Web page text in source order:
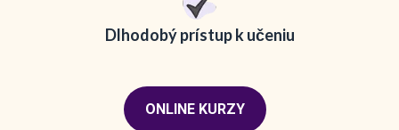
Dlhodobý prístup k učeniu
ONLINE KURZY